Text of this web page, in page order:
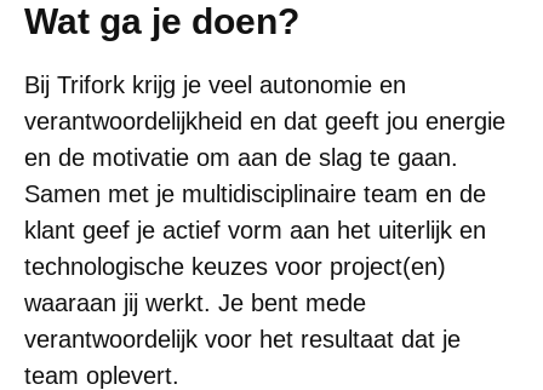
Wat ga je doen?
Bij Trifork krijg je veel autonomie en
verantwoordelijkheid en dat geeft jou energie
en de motivatie om aan de slag te gaan.
Samen met je multidisciplinaire team en de
klant geef je actief vorm aan het uiterlijk en
technologische keuzes voor project(en)
waaraan jij werkt. Je bent mede
verantwoordelijk voor het resultaat dat je
team oplevert.